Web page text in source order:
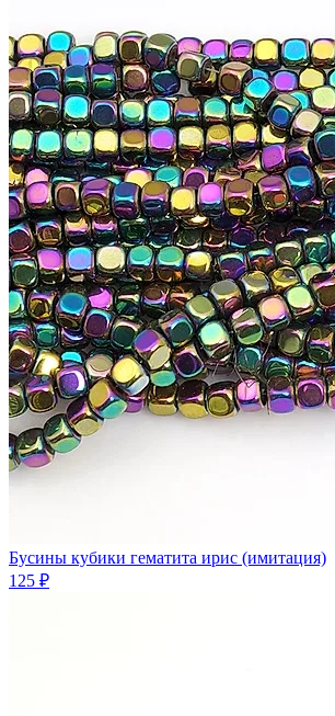
Бусины кубики гематита ирис (имитация)
125 ₽